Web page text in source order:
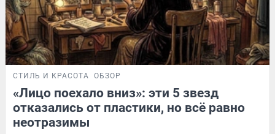
СТИЛЬ И КРАСОТА ОБЗОР
«Лицо поехало вниз»: эти 5 звезд
отказались от пластики, но всё равно
неотразимы